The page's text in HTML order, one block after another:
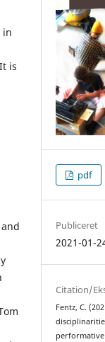
in
is
pdf
Publiceret
2021-01-
Citation/
Fentz, C.